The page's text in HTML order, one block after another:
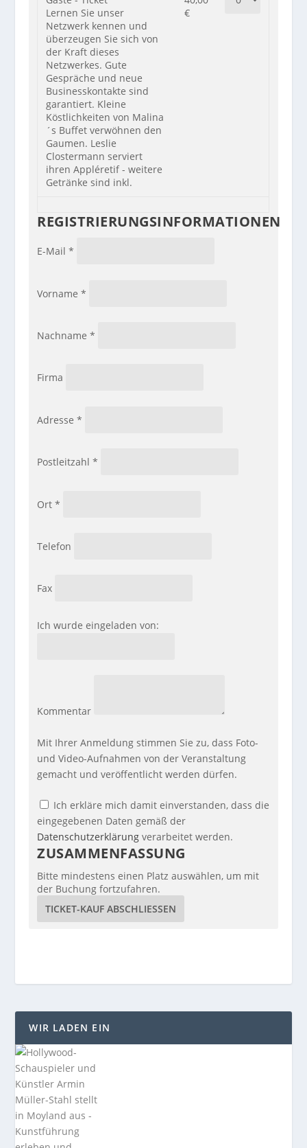
Lernen Sie unser
Netzwerk kennen und
überzeugen Sie sich von
der Kraft dieses
Netzwerkes. Gute
Gespräche und neue
Businesskontakte sind
garantiert. Kleine
Köstlichkeiten von Malina
´s Buffet verwöhnen den
Gaumen. Leslie
Clostermann serviert
ihren Appléretif - weitere
Getränke sind inkl.
€
REGISTRIERUNGSINFORMATIONEN
E-Mail*
Vorname*
Nachname*
Firma
Adresse*
Postleitzahl*
Ort*
Telefon
Fax
Ich wurde eingeladen von:
Kommentar
Mit Ihrer Anmeldung stimmen Sie zu, dass Foto-
und Video-Aufnahmen von der Veranstaltung
gemacht und veröffentlicht werden dürfen.
Ich erkläre mich damit einverstanden, dass die
eingegebenen Daten gemäß der
Datenschutzerklärung verarbeitet werden.
ZUSAMMENFASSUNG
Bitte mindestens einen Platz auswählen, um mit
der Buchung fortzufahren.
WIR LADEN EIN